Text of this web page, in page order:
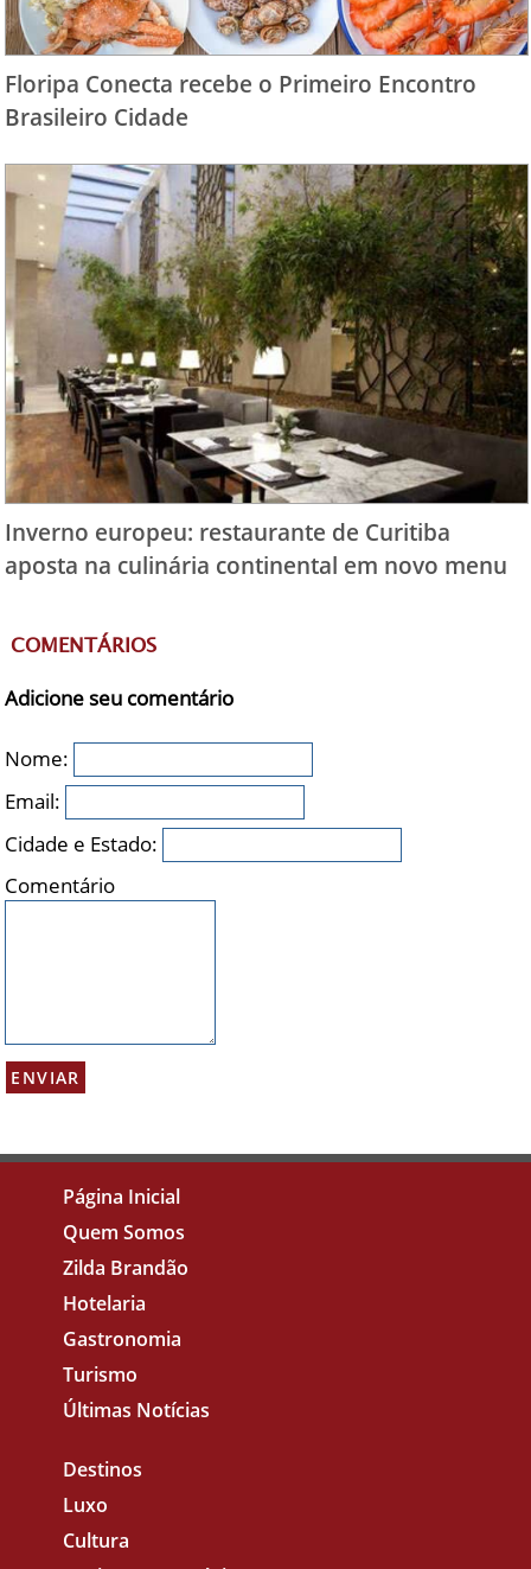
Floripa Conecta recebe o Primeiro Encontro
Brasileiro Cidade
Inverno europeu: restaurante de Curitiba
aposta na culinária continental em novo menu
COMENTÁRIOS
Adicione seu comentário
Nome:
Email:
Cidade e Estado:
Comentário
Página Inicial
Quem Somos
Zilda Brandão
Hotelaria
Gastronomia
Turismo
Últimas Notícias
Destinos
Luxo
Cultura